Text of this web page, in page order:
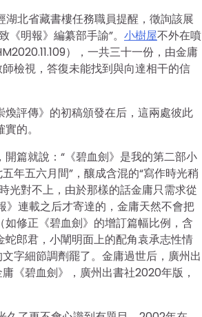
北省藏書樓任務職員提醒，徵詢該展
明報》編纂部手諭”。 小樹屋不外在噴
），一共三十一份，由金庸
檢視，答復未能找到與向達相干的信
評傳》的初稿頒發在后，這兩處彼此
的。
篇就說：“《碧血劍》是我的第二部小
年五六月間”，釀成含混的“寫作時光稍
光對不上，由於那樣的話金庸只需求從
》連載之后才寄達的，金庸天然不會把
修正《碧血劍》的增訂篇幅比例，含
郎君，小闡明面上的配角袁承志性情
字細節調劑罷了。金庸過世后，廣州出
《碧血劍》，廣州出書社2020年版，